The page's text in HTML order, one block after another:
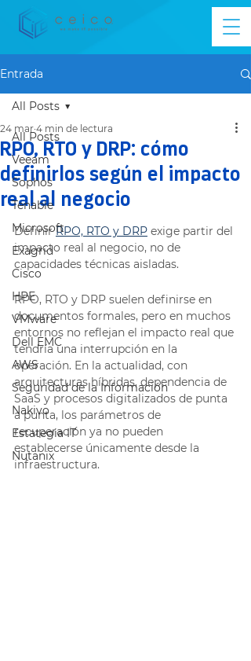
Entrada
All Posts
Veeam
Sophos
Tenable
Microsoft
Exagrid
Cisco
HPE
VMware
Dell EMC
AWS
Seguridad de la Información
Nakivo
Estategia IT
Nutanix
All Posts
RPO, RTO y DRP: cómo
definirlos según el impacto
real al negocio
24 mar 4 min de lectura
Definir RPO, RTO y DRP exige partir del
impacto real al negocio, no de
capacidades técnicas aisladas.
RPO, RTO y DRP suelen definirse en
documentos formales, pero en muchos
entornos no reflejan el impacto real que
tendría una interrupción en la
operación. En la actualidad, con
arquitecturas híbridas, dependencia de
SaaS y procesos digitalizados de punta
a punta, los parámetros de
recuperación ya no pueden
establecerse únicamente desde la
infraestructura.